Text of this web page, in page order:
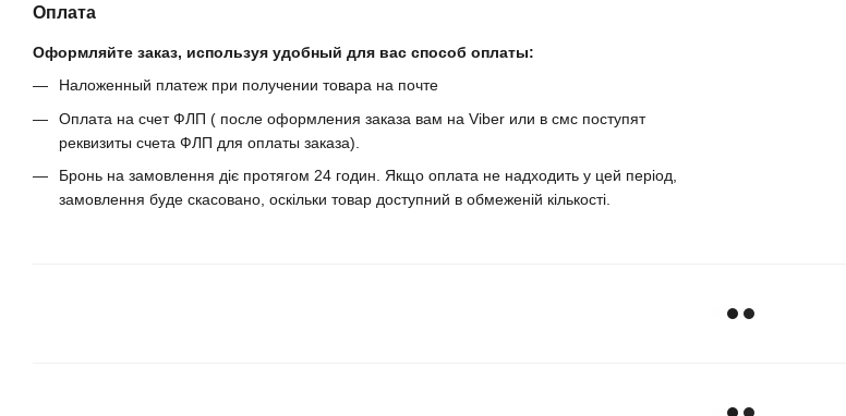
Оплата
Оформляйте заказ, используя удобный для вас способ оплаты:
Наложенный платеж при получении товара на почте
Оплата на счет ФЛП ( после оформления заказа вам на Viber или в смс поступят
реквизиты счета ФЛП для оплаты заказа).
Бронь на замовлення діє протягом 24 годин. Якщо оплата не надходить у цей період,
замовлення буде скасовано, оскільки товар доступний в обмеженій кількості.